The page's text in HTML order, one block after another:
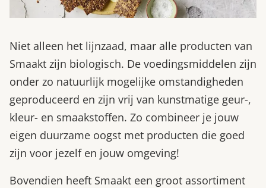
Niet alleen het lijnzaad, maar alle producten van
Smaakt zijn biologisch. De voedingsmiddelen zijn
onder zo natuurlijk mogelijke omstandigheden
geproduceerd en zijn vrij van kunstmatige geur-,
kleur- en smaakstoffen. Zo combineer je jouw
eigen duurzame oogst met producten die goed
zijn voor jezelf en jouw omgeving!
Bovendien heeft Smaakt een groot assortiment